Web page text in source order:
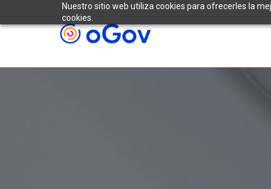
Nuestro sitio web utiliza cookies para ofrecerles la
cookies.